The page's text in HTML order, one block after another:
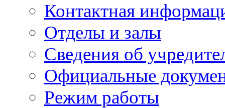
Контактная
Отделы и залы
Сведения об
Официальные
Режим работы